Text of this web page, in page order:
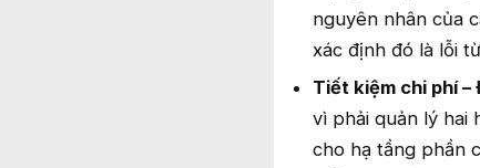
nguyên nhân của
xác định đó là lỗi
Tiết kiệm chi phí
vì phải quản lý hai
cho hạ tầng phần